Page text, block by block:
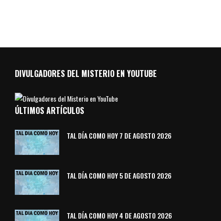
DIVULGADORES DEL MISTERIO EN YOUTUBE
ÚLTIMOS ARTÍCULOS
TAL DÍA COMO HOY 7 DE AGOSTO 2026
TAL DÍA COMO HOY 5 DE AGOSTO 2026
TAL DÍA COMO HOY 4 DE AGOSTO 2026